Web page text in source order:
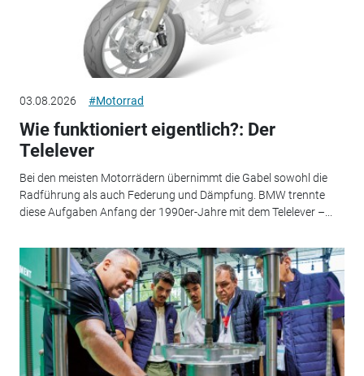
03.08.2026 #Motorrad
Wie funktioniert eigentlich?: Der
Telelever
Bei den meisten Motorrädern übernimmt die Gabel sowohl die
Radführung als auch Federung und Dämpfung. BMW trennte
diese Aufgaben Anfang der 1990er-Jahre mit dem Telelever –...